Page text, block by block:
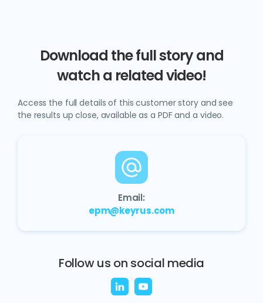
Download the full story and
watch a related video!
Access the full details of this customer story and see
the results up close, available as a PDF and a video.
Email:
epm@keyrus.com
Follow us on social media